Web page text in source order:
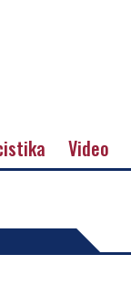
Video